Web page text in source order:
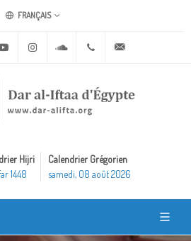
FRANÇAIS
Youtube Instagram Soundcloud+20 2 25970400
Hijri
1448
Calendrier Grégorien
samedi, 08 août 2026